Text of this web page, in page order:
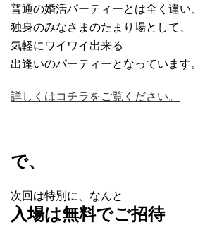
普通の婚活パーティーとは全く違い、
独身のみなさまのたまり場として、
気軽にワイワイ出来る
出逢いのパーティーとなっています。
詳しくはコチラをご覧ください。
で、
次回は特別に、なんと
入場は無料でご招待